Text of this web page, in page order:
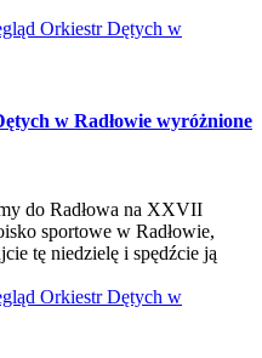
Orkiestr Dętych w
w Radłowie wyróżnione
do Radłowa na XXVII
sportowe w Radłowie,
tę niedzielę i spędźcie ją
Orkiestr Dętych w